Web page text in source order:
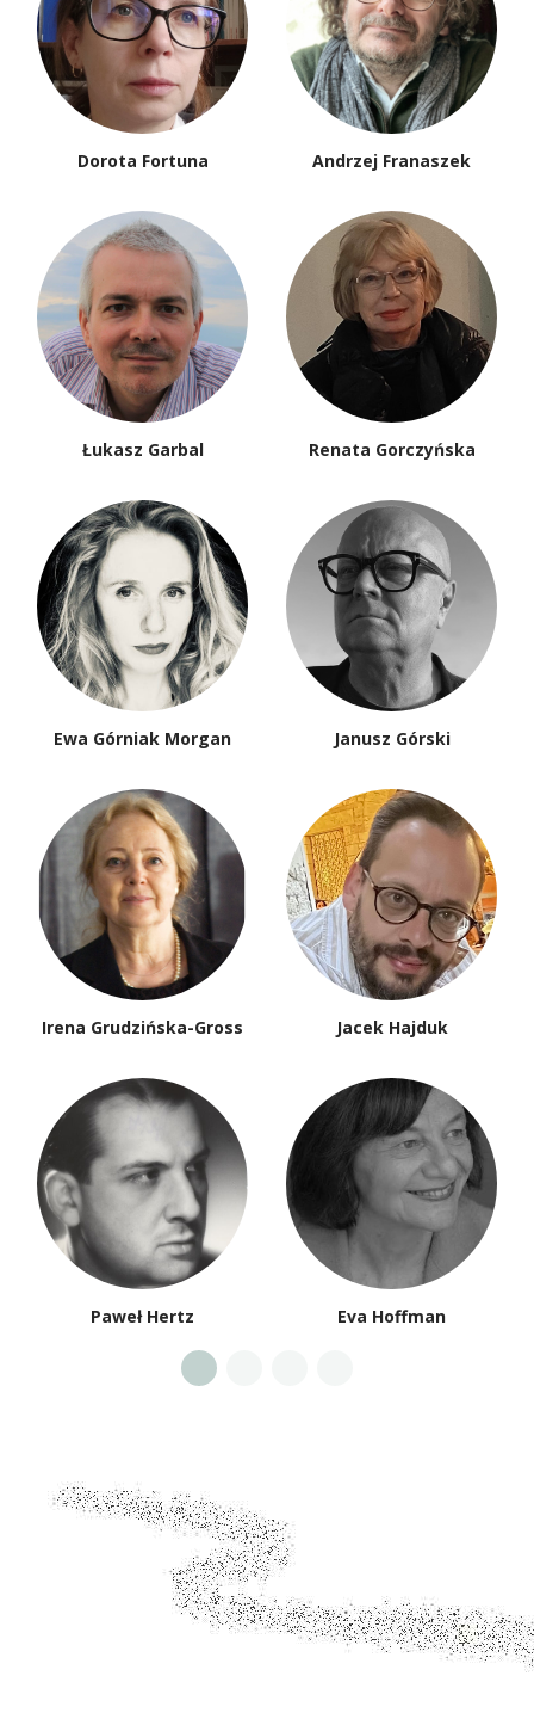
Dorota Fortuna Andrzej Franaszek
Łukasz Garbal Renata Gorczyńska
Ewa Górniak Morgan Janusz Górski
Irena Grudzińska-Gross Jacek Hajduk
Paweł Hertz Eva Hoffman